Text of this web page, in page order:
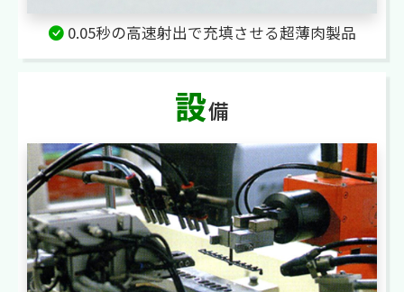
0.05秒の高速射出で充填させる超薄肉製品
設備